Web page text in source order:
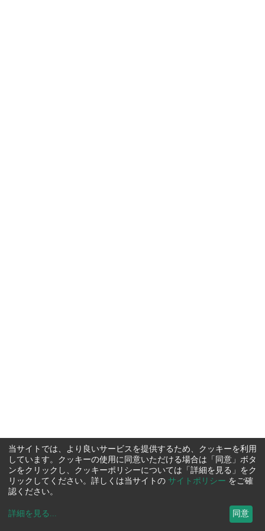
当サイトでは、より良いサービスを提供するため、クッキーを利用
しています。クッキーの使用に同意いただける場合は「同意」ボタ
ンをクリックし、クッキーポリシーについては「詳細を見る」をク
リックしてください。詳しくは当サイトの サイトポリシー をご確
認ください。
詳細を見る ... 同意